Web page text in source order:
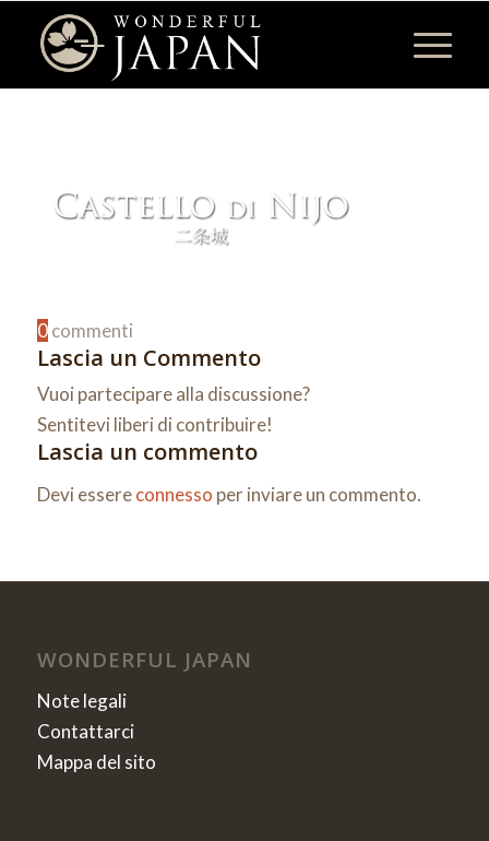
0 commenti
Lascia un Commento
Vuoi partecipare alla discussione?
Sentitevi liberi di contribuire!
Lascia un commento
Devi essereconnesso per inviare un commento.
WONDERFUL JAPAN
Note legali
Contattarci
Mappa del sito